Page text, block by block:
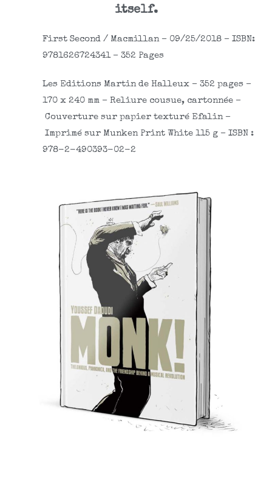
itself.
First Second / Macmillan – 09/25/2018 – ISBN:
9781626724341 – 352 Pages
Les Editions Martin de Halleux – 352 pages –
170 x 240 mm – Reliure cousue, cartonnée –
Couverture sur papier texturé Efalin –
Imprimé sur Munken Print White 115 g – ISBN :
978-2-490393-02-2